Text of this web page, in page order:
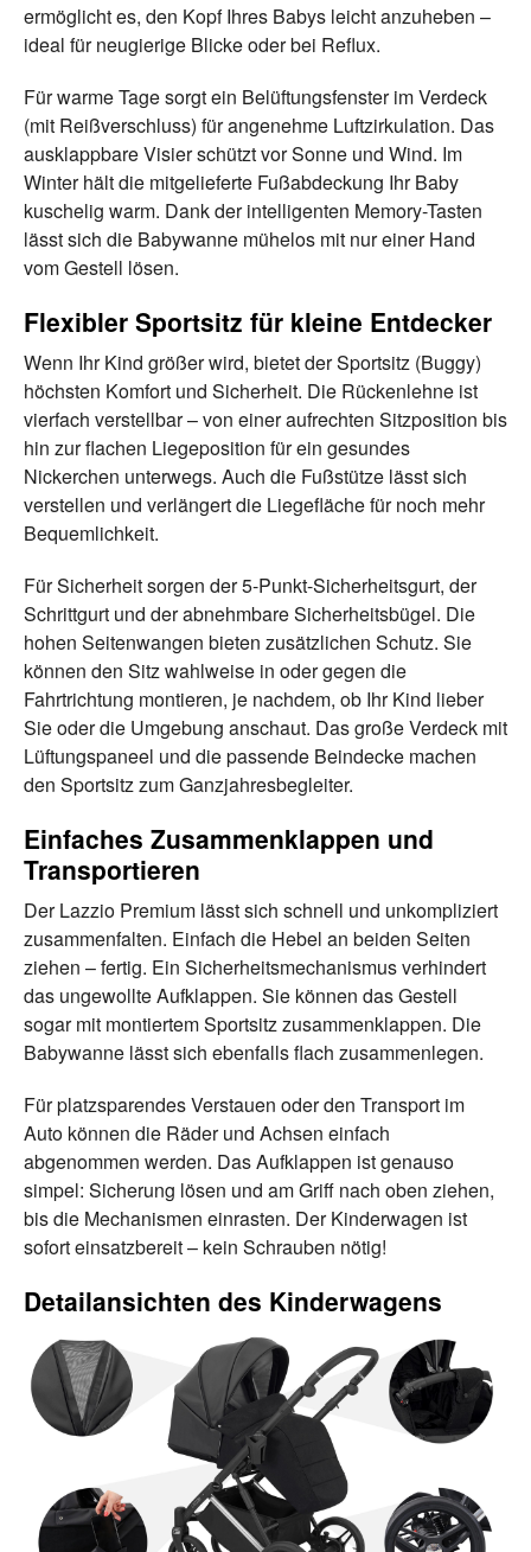
ermöglicht es, den Kopf Ihres Babys leicht anzuheben –
ideal für neugierige Blicke oder bei Reflux.
Für warme Tage sorgt ein Belüftungsfenster im Verdeck
(mit Reißverschluss) für angenehme Luftzirkulation. Das
ausklappbare Visier schützt vor Sonne und Wind. Im
Winter hält die mitgelieferte Fußabdeckung Ihr Baby
kuschelig warm. Dank der intelligenten Memory-Tasten
lässt sich die Babywanne mühelos mit nur einer Hand
vom Gestell lösen.
Flexibler Sportsitz für kleine Entdecker
Wenn Ihr Kind größer wird, bietet der Sportsitz (Buggy)
höchsten Komfort und Sicherheit. Die Rückenlehne ist
vierfach verstellbar – von einer aufrechten Sitzposition bis
hin zur flachen Liegeposition für ein gesundes
Nickerchen unterwegs. Auch die Fußstütze lässt sich
verstellen und verlängert die Liegefläche für noch mehr
Bequemlichkeit.
Für Sicherheit sorgen der 5-Punkt-Sicherheitsgurt, der
Schrittgurt und der abnehmbare Sicherheitsbügel. Die
hohen Seitenwangen bieten zusätzlichen Schutz. Sie
können den Sitz wahlweise in oder gegen die
Fahrtrichtung montieren, je nachdem, ob Ihr Kind lieber
Sie oder die Umgebung anschaut. Das große Verdeck mit
Lüftungspaneel und die passende Beindecke machen
den Sportsitz zum Ganzjahresbegleiter.
Einfaches Zusammenklappen und
Transportieren
Der Lazzio Premium lässt sich schnell und unkompliziert
zusammenfalten. Einfach die Hebel an beiden Seiten
ziehen – fertig. Ein Sicherheitsmechanismus verhindert
das ungewollte Aufklappen. Sie können das Gestell
sogar mit montiertem Sportsitz zusammenklappen. Die
Babywanne lässt sich ebenfalls flach zusammenlegen.
Für platzsparendes Verstauen oder den Transport im
Auto können die Räder und Achsen einfach
abgenommen werden. Das Aufklappen ist genauso
simpel: Sicherung lösen und am Griff nach oben ziehen,
bis die Mechanismen einrasten. Der Kinderwagen ist
sofort einsatzbereit – kein Schrauben nötig!
Detailansichten des Kinderwagens